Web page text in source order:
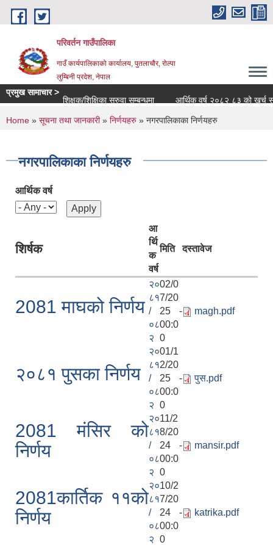
Skip to main content
परिवर्तन गाउँपालिका
गाउँ कार्यपालिकाको कार्यालय, पुतलाचौर, रोल्पा
लुम्बिनी प्रदेश, नेपाल
प्रमुख सामाचार >
शिक्षक/शिक्षिका सरुवा सम्बन्धमा
आर्थिक वर्ष २०८२ ८३ को खर्च
You are here
Home » सूचना तथा जानकारी» निर्णयहरु » नगरपालिकाका निर्णयहरु
नगरपालिकाका निर्णयहरु
आर्थिक वर्ष
शिर्षक
आ
र्थि
क
वर्ष
मिति दस्तावेज
2081 माघको निर्णय
२०
८१
/
०८
२
02/0
7/20
25 -
00:0
0
magh.pdf
२०८१ पुसका निर्णय
२०
८१
/
०८
२
01/1
2/20
25 -
00:0
0
पुस.pdf
2081 मंसिर को
निर्णय
२०
८१
/
०८
२
11/2
8/20
24 -
00:0
0
mansir.pdf
2081कार्तिक ११को
निर्णय
२०
८१
/
०८
२
10/2
7/20
24 -
00:0
0
katrika.pdf